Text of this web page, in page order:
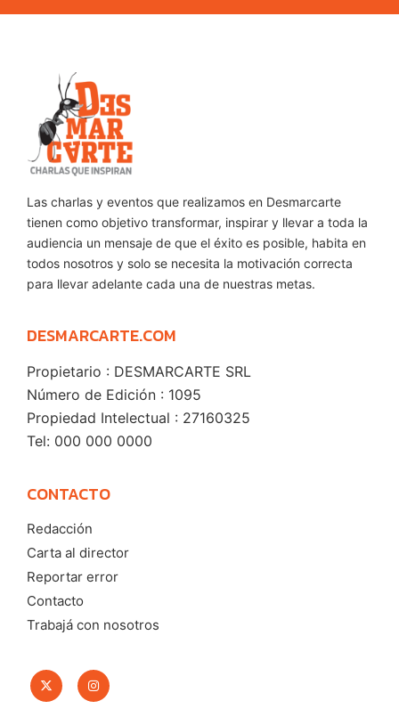
Las charlas y eventos que realizamos en Desmarcarte
tienen como objetivo transformar, inspirar y llevar a toda la
audiencia un mensaje de que el éxito es posible, habita en
todos nosotros y solo se necesita la motivación correcta
para llevar adelante cada una de nuestras metas.
DESMARCARTE.COM
Propietario : DESMARCARTE SRL
Número de Edición : 1095
Propiedad Intelectual : 27160325
Tel: 000 000 0000
CONTACTO
Redacción
Carta al director
Reportar error
Contacto
Trabajá con nosotros